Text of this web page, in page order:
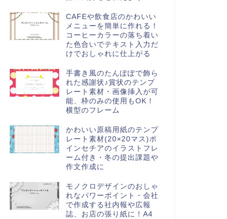
CAFEや飲食店のかわいい
メニューを簡単に作れる！
コーヒーカラーの落ち着い
た色合いでテキスト入力だ
けでおしゃれに仕上がる
手書き風のたんぽぽで飾ら
れた感謝状♪賞状のテンプ
レート素材・画像挿入が可
能、枠のみの使用もOK！
横型のフレーム
かわいい原稿用紙のテンプ
レート素材(20×20マス)ポ
インセチアのイラストフレ
ーム付き・冬の提出課題や
作文作成に
モノクロデザインのおしゃ
れなパワーポイント・会社
で作成する社内報や広報
誌、お店の張り紙に！A4